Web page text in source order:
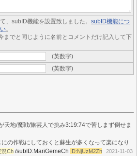
、subID機能を設置致しました。 subID機能につ
。
までと同じように名前とコメントだけ記入して下
(英数字)
(英数字)
天地/魔戦/旅芸人で挑み3:19:74で苦しまず倒せま
の作戦にしておくと蘇生が多くなって楽になり
況Ch /subID:MariGemeCh ID:NjUzM2Zh
2021-11-03